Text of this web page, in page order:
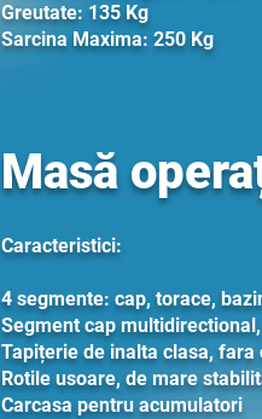
Greutate: 135 Kg
Sarcina Maxima: 250 Kg
Masă
Caracteristici:
4 segmente: cap, torace,
Segment cap
Tapițerie de inalta clasa, fara
Rotile usoare, de mare
Carcasa pentru acumulatori